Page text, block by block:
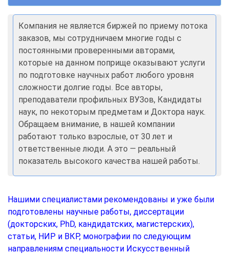
Компания не является биржей по приему потока
заказов, мы сотрудничаем многие годы с
постоянными проверенными авторами,
которые на данном поприще оказывают услуги
по подготовке научных работ любого уровня
сложности долгие годы. Все авторы,
преподаватели профильных ВУЗов, Кандидаты
наук, по некоторым предметам и Доктора наук.
Обращаем внимание, в нашей компании
работают только взрослые, от 30 лет и
ответственные люди. А это — реальный
показатель высокого качества нашей работы.
Нашими специалистами рекомендованы и уже были
подготовлены научные работы, диссертации
(докторских, PhD, кандидатских, магистерских),
статьи, НИР и ВКР, монографии по следующим
направлениям специальности Искусственный